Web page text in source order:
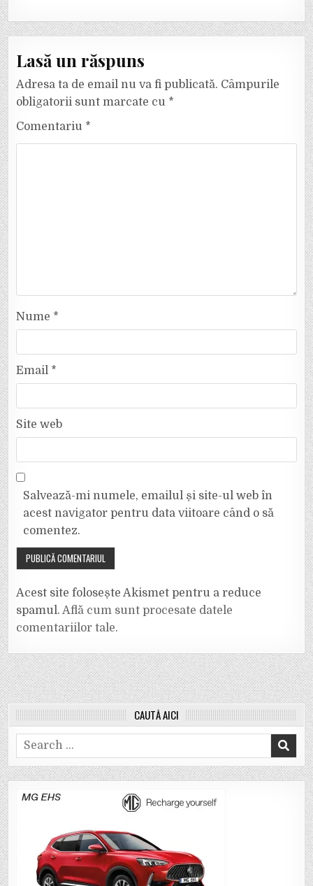
Lasă un răspuns
Adresa ta de email nu va fi publicată. Câmpurile
obligatorii sunt marcate cu *
Comentariu *
Nume *
Email *
Site web
Salvează-mi numele, emailul și site-ul web în
acest navigator pentru data viitoare când o să
comentez.
Acest site folosește Akismet pentru a reduce
spamul.Află cum sunt procesate datele
comentariilor tale.
CAUTĂ AICI
Search
for: